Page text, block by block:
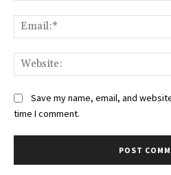
Save my name, email, and
time I comment.